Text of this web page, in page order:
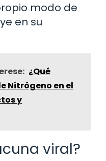
modo de
en su
¿Qué
Nitrógeno en el
y
viral?